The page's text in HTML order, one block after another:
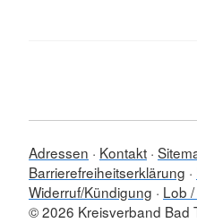
Adressen Kontakt
Barrierefreiheitserklärung
Widerruf/Kündigung
Lob
© 2026 Kreisverband Bad